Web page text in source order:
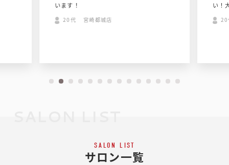
います！
20代 宮崎都城店
い！
SALON LIST
サロン一覧